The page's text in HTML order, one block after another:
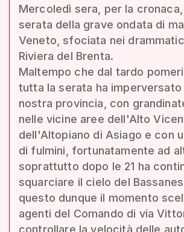
Mercoledì sera, per la
serata della grave ondata di
Veneto, sfociata nei
Riviera del Brenta.
Maltempo che dal tardo
tutta la serata ha imperversato
nostra provincia, con
nelle vicine aree dell'Alto
dell'Altopiano di Asiago e con
di fulmini, fortunatamente ad
soprattutto dopo le 21 ha
squarciare il cielo del
questo dunque il momento
agenti del Comando di via
controllare la velocità delle